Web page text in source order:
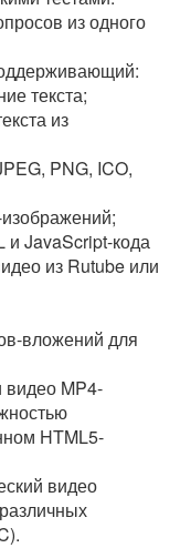
из одного
текста;
из
PNG, ICO,
и JavaScript-кода
из Rutube или
вложений для
видео MP4-
HTML5-
видео